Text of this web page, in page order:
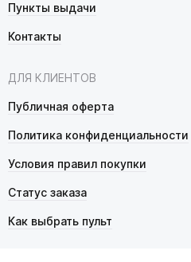
Пункты выдачи
Контакты
ДЛЯ КЛИЕНТОВ
Публичная оферта
Политика конфиденциальности
Условия правил покупки
Статус заказа
Как выбрать пульт